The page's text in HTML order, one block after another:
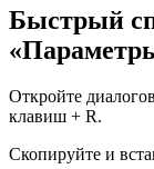
Быстрый
Откройте
клавиш + R.
Скопируйте и